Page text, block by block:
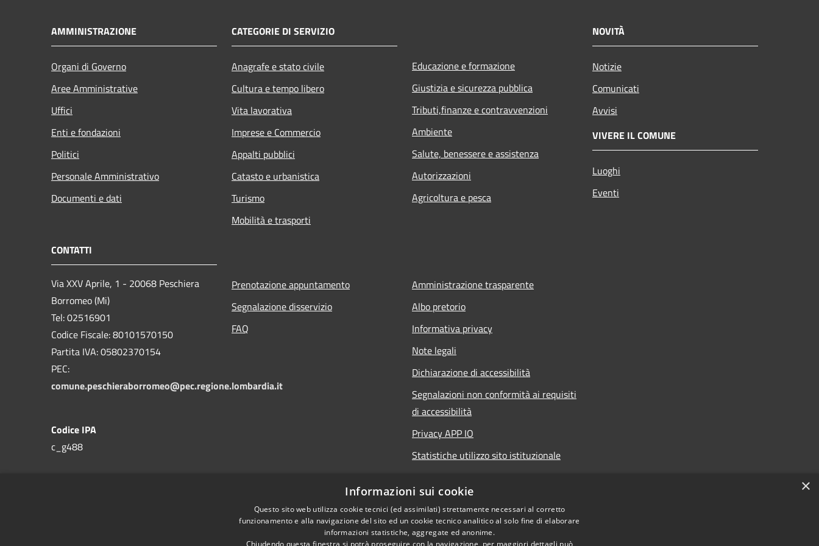
AMMINISTRAZIONE
Organi di Governo
Aree Amministrative
Uffici
Enti e fondazioni
Politici
Personale Amministrativo
Documenti e dati
CATEGORIE DI SERVIZIO
Anagrafe e stato civile
Cultura e tempo libero
Vita lavorativa
Imprese e Commercio
Appalti pubblici
Catasto e urbanistica
Turismo
Mobilità e trasporti
Educazione e formazione
Giustizia e sicurezza pubblica
Tributi,finanze e contravvenzioni
Ambiente
Salute, benessere e assistenza
Autorizzazioni
Agricoltura e pesca
NOVITÀ
Notizie
Comunicati
Avvisi
VIVERE IL COMUNE
Luoghi
Eventi
CONTATTI
Via XXV Aprile, 1 - 20068 Peschiera
Borromeo (Mi)
Tel: 02516901
Codice Fiscale: 80101570150
Partita IVA: 05802370154
PEC:
comune.peschieraborromeo@pec.regione.lombardia.it
Codice IPA
c_g488
Prenotazione appuntamento
Segnalazione disservizio
FAQ
Amministrazione trasparente
Albo pretorio
Informativa privacy
Note legali
Dichiarazione di accessibilità
Segnalazioni non conformità ai requisiti
di accessibilità
Privacy APP IO
Statistiche utilizzo sito istituzionale
×
Informazioni sui cookie
Questo sito web utilizza cookie tecnici (ed assimilati) strettamente necessari al corretto
funzionamento e alla navigazione del sito ed un cookie tecnico analitico al solo fine di elaborare
informazioni statistiche, aggregate ed anonime.
Chiudendo questa finestra si potrà proseguire con la navigazione, per maggiori dettagli può